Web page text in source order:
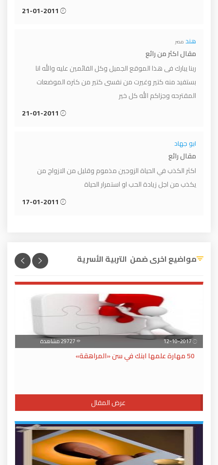
هند مصر
مقال اكثر من رائع
ربنا يبارك فى هذا الموقع الجميل وكل القائمين عليه والله انا
بستفيد منه كتير وغيرت من نفسى كتير من كثره الموضعات
المقترحه وجزاكم الله كل خير
ابو جهاد
مقال رائع
اكثر الكذب في الحياة الزوجين مذموم وقليل من الازواج من
يكذب من اجل زيادة الحب او استمرار الحياة
مواضيع اخرى ضمن التربية الأسرية
12-10-2017
50 مهارة علمها ابنك في سن «المراهقة»
عرض المقال